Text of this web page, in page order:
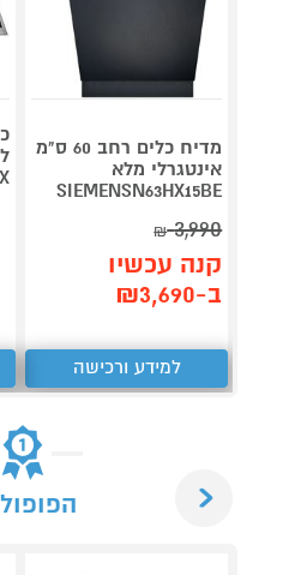
מדיח כלים רחב 60 ס"מ
אינטגרלי מלא
SIEMENSN63HX15BE
3,990
₪
קנה עכשיו
ב-₪3,690
למידע ורכישה